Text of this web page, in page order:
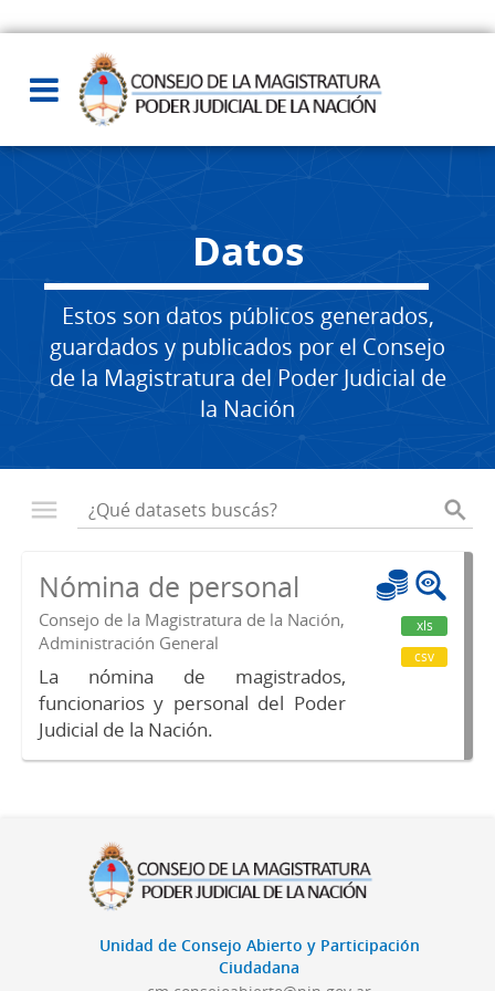
Datos
Estos son datos públicos generados,
guardados y publicados por el Consejo
de la Magistratura del Poder Judicial de
la Nación
Nómina de personal
Consejo de la Magistratura de la Nación,
Administración General
La nómina de magistrados,
funcionarios y personal del Poder
Judicial de la Nación.
xls
csv
Unidad de Consejo Abierto y Participación
Ciudadana